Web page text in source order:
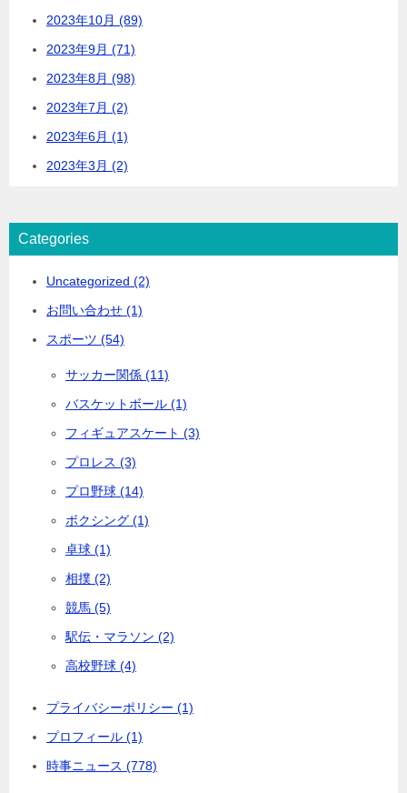
2023年10月 (89)
2023年9月 (71)
2023年8月 (98)
2023年7月 (2)
2023年6月 (1)
2023年3月 (2)
Categories
Uncategorized (2)
お問い合わせ (1)
スポーツ (54)
サッカー関係 (11)
バスケットボール (1)
フィギュアスケート (3)
プロレス (3)
プロ野球 (14)
ボクシング (1)
卓球 (1)
相撲 (2)
競馬 (5)
駅伝・マラソン (2)
高校野球 (4)
プライバシーポリシー (1)
プロフィール (1)
時事ニュース (778)